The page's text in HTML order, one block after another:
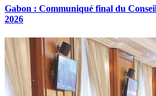
Gabon : Communiqué final du
2026